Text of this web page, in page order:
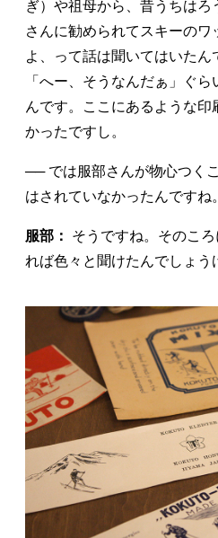
ぎ）や祖母から、昔うちは
さんに勧められてスキーの
よ、って話は聞いてはいた
「へー、そうなんだぁ」ぐ
んです。ここにあるような
かったですし。
── では服部さんが物心つく
はされていなかったんですね。
服部： そうですね。そのこ
れば色々と聞けたんでしょう